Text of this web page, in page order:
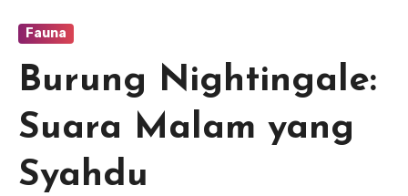
Fauna
Burung Nightingale:
Suara Malam yang
Syahdu